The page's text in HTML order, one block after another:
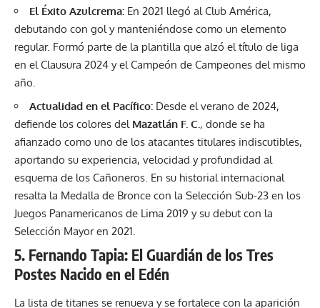
El Éxito Azulcrema: En 2021 llegó al Club América,
debutando con gol y manteniéndose como un elemento
regular. Formó parte de la plantilla que alzó el título de liga
en el Clausura 2024 y el Campeón de Campeones del mismo
año.
Actualidad en el Pacífico: Desde el verano de 2024,
defiende los colores del Mazatlán F. C. , donde se ha
afianzado como uno de los atacantes titulares indiscutibles,
aportando su experiencia, velocidad y profundidad al
esquema de los Cañoneros. En su historial internacional
resalta la Medalla de Bronce con la Selección Sub-23 en los
Juegos Panamericanos de Lima 2019 y su debut con la
Selección Mayor en 2021.
5. Fernando Tapia: El Guardián de los Tres
Postes Nacido en el Edén
La lista de titanes se renueva y se fortalece con la aparición